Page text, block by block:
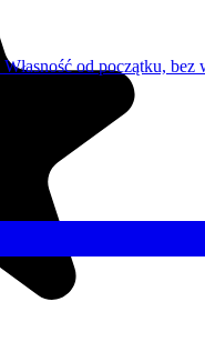
od początku, bez